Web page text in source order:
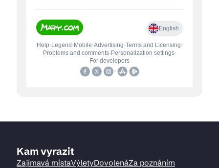
Kam vyrazit
Zajímavá místaVýletyDovolenáZa poznáním